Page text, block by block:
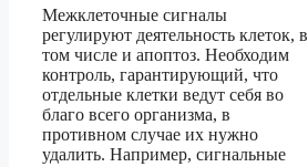
Межклеточные сигналы
регулируют деятельность клеток, в
том числе и апоптоз. Необходим
контроль, гарантирующий, что
отдельные клетки ведут себя во
благо всего организма, в
противном случае их нужно
удалить. Например, сигнальные